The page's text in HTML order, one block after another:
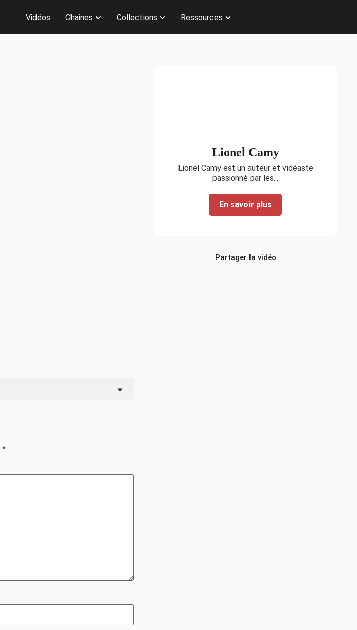
Vidéos Chaines Collections Ressources
*
Lionel Camy
Lionel Camy est un auteur et vidéaste
passionné par les...
En savoir plus
Partager la vidéo